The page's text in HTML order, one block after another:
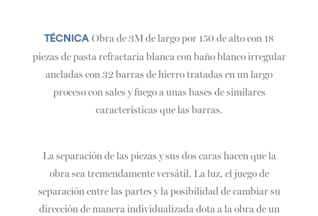
TÉCNICA Obra de 3M de largo por 150 de alto con 18
piezas de pasta refractaria blanca con baño blanco irregular
ancladas con 32 barras de hierro tratadas en un largo
proceso con sales y fuego a unas bases de similares
características que las barras.
La separación de las piezas y sus dos caras hacen que la
obra sea tremendamente versátil. La luz, el juego de
separación entre las partes y la posibilidad de cambiar su
dirección de manera individualizada dota a la obra de un